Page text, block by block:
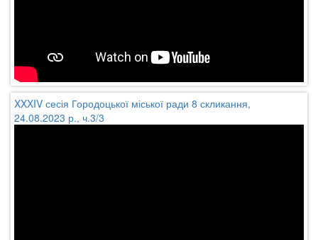
XXXIV сесія Городоцької міської ради 8 скликання,
24.08.2023 р., ч.3/3